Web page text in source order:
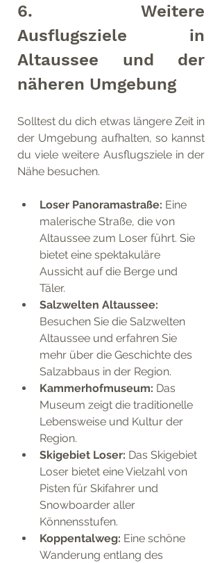
6. Weitere
Ausflugsziele in
Altaussee und der
näheren Umgebung
Solltest du dich etwas längere Zeit in
der Umgebung aufhalten, so kannst
du viele weitere Ausflugsziele in der
Nähe besuchen.
Loser Panoramastraße: Eine
malerische Straße, die von
Altaussee zum Loser führt. Sie
bietet eine spektakuläre
Aussicht auf die Berge und
Täler.
Salzwelten Altaussee:
Besuchen Sie die Salzwelten
Altaussee und erfahren Sie
mehr über die Geschichte des
Salzabbaus in der Region.
Kammerhofmuseum: Das
Museum zeigt die traditionelle
Lebensweise und Kultur der
Region.
Skigebiet Loser: Das Skigebiet
Loser bietet eine Vielzahl von
Pisten für Skifahrer und
Snowboarder aller
Könnensstufen.
Koppentalweg: Eine schöne
Wanderung entlang des